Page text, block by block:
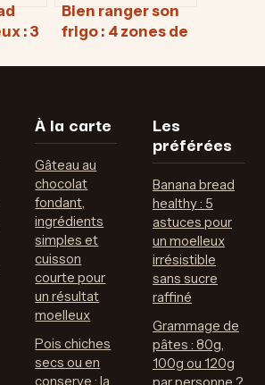
: 3
Bien ranger son
frigo : 4 zones de
courtes et
À la carte
Gâteau au
chocolat
fondant,
ingrédients
simples et
cuisson
courte pour
un résultat
moelleux
Pois chiches
secs ou en
Les
préférées
Banana bread
healthy : 5
astuces pour
un moelleux
irrésistible
sans sucre
raffiné
Grammage de
pâtes : 80g,
100g ou 120g